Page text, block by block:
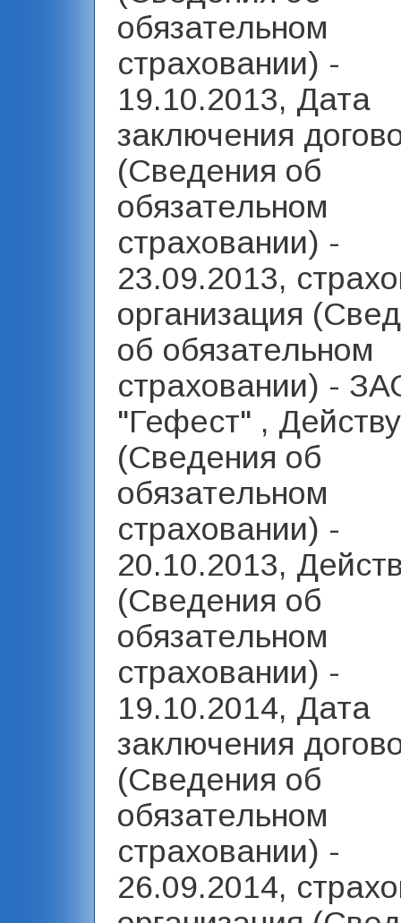
обязательном
страховании) -
19.10.2013, Дата
заключения
(Сведения об
обязательном
страховании) -
23.09.2013,
организация
об обязательном
страховании) -
"Гефест" ,
(Сведения об
обязательном
страховании) -
20.10.2013,
(Сведения об
обязательном
страховании) -
19.10.2014, Дата
заключения
(Сведения об
обязательном
страховании) -
26.09.2014,